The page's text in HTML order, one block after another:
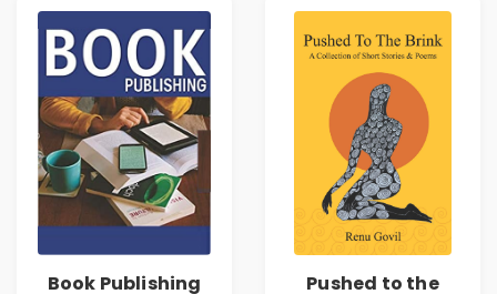
Book Publishing
Pushed to the